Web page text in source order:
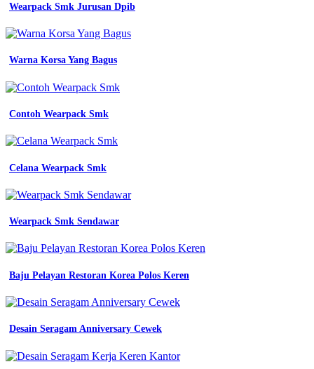
baju
design
futsal
kaos
hitam
jual
atasan
baju
desain
tulisan
olahraga
Desain
Rompi
Keren
almet
teknokrat
proyek
seragam
kerja
Wearpack Smk Jurusan Dpib
Warna Korsa Yang Bagus
Contoh Wearpack Smk
Celana Wearpack Smk
Wearpack Smk Sendawar
Baju Pelayan Restoran Korea Polos Keren
Desain Seragam Anniversary Cewek